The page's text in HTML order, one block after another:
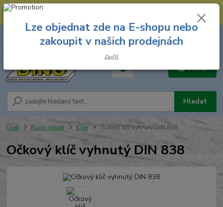
--- Spojovací materiál: 774 431 045 --- Prodejna nářadí: 731 449 423 --
Menu
Hledat
8.00 hod. - 16.00 hod.
za
Úvod Ruční nářadí Klíče Očkový klíč vyhnutý DIN 838
Očkový klíč vyhnutý DIN 838
Lze objednat zde na E-shopu nebo
zakoupit v našich prodejnách
Zavřít